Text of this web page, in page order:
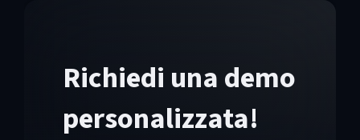
Richiedi una demo
personalizzata!